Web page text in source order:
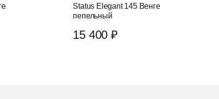
Status Elegant 145 Венге
пепельный
15 400 ₽